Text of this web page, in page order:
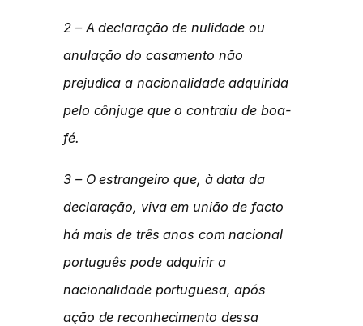
2 – A declaração de nulidade ou
anulação do casamento não
prejudica a nacionalidade adquirida
pelo cônjuge que o contraiu de boa-
fé.
3 – O estrangeiro que, à data da
declaração, viva em união de facto
há mais de três anos com nacional
português pode adquirir a
nacionalidade portuguesa, após
ação de reconhecimento dessa